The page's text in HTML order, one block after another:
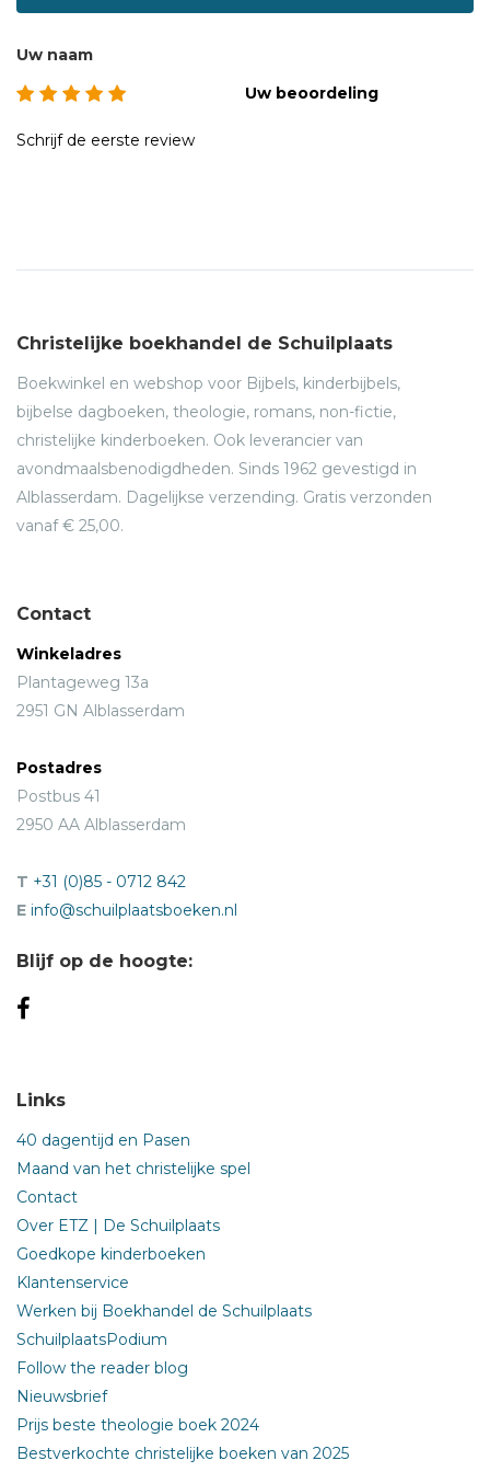
Uw naam
Uw beoordeling
Schrijf de eerste review
Christelijke boekhandel de Schuilplaats
Boekwinkel en webshop voor Bijbels, kinderbijbels,
bijbelse dagboeken, theologie, romans, non-fictie,
christelijke kinderboeken. Ook leverancier van
avondmaalsbenodigdheden. Sinds 1962 gevestigd in
Alblasserdam. Dagelijkse verzending. Gratis verzonden
vanaf € 25,00.
Contact
Winkeladres
Plantageweg 13a
2951 GN Alblasserdam
Postadres
Postbus 41
2950 AA Alblasserdam
T +31 (0)85 - 0712 842
E info@schuilplaatsboeken.nl
Blijf op de hoogte:
Links
40 dagentijd en Pasen
Maand van het christelijke spel
Contact
Over ETZ | De Schuilplaats
Goedkope kinderboeken
Klantenservice
Werken bij Boekhandel de Schuilplaats
SchuilplaatsPodium
Follow the reader blog
Nieuwsbrief
Prijs beste theologie boek 2024
Bestverkochte christelijke boeken van 2025